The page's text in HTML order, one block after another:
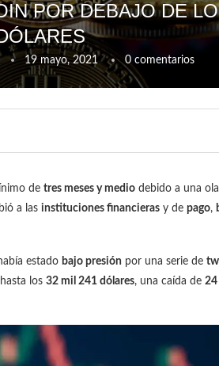
POR DEBAJO DE
19 mayo, 2021 0 comentarios
de tres meses y medio debido a una
a las instituciones financieras y de pago,
estado bajo presión por una serie de
los 32 mil 241 dólares, una caída de 24